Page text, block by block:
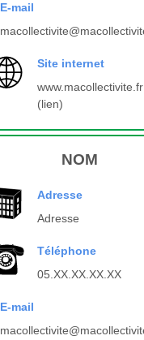
E-mail
Site internet
www.macollectivite.fr
(lien)
NOM
Adresse
Adresse
Téléphone
05.XX.XX.XX.XX
E-mail